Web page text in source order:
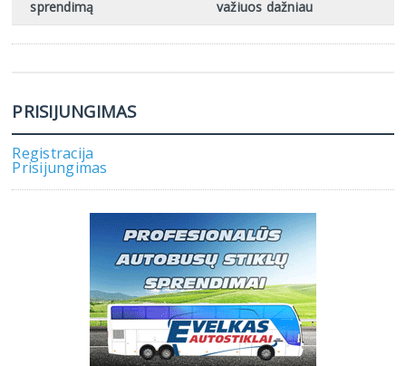
sprendimą važiuos dažniau
PRISIJUNGIMAS
Registracija
Prisijungimas